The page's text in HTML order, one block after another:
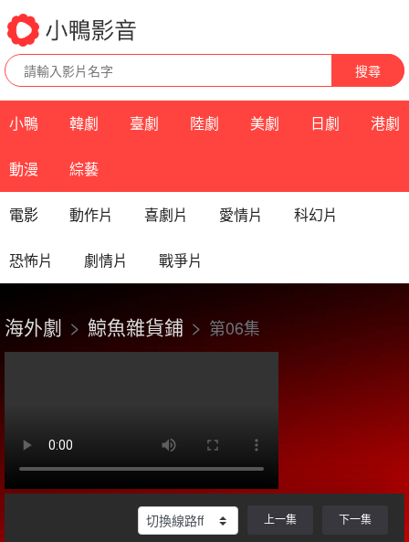
搜尋
小鴨 韓劇 臺劇 陸劇 美劇 日劇 港劇
動漫 綜藝
電影 動作片 喜劇片 愛情片 科幻片
恐怖片 劇情片 戰爭片
海外劇 鯨魚雜貨鋪 第06集
上一集 下一集